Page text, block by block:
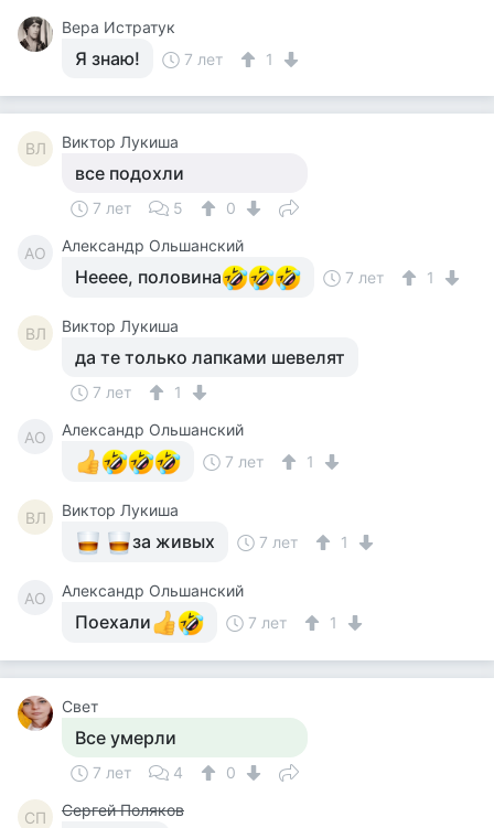
Вера Истратук
Я знаю! 7 лет 1
ВЛ Виктор Лукиша
все подохли
7 лет 5 0
АО Александр Ольшанский
Нееее, половина 7 лет 1
ВЛ Виктор Лукиша
да те только лапками шевелят
7 лет 1
АО
Александр Ольшанский
7 лет
1
ВЛ Виктор Лукиша
за живых 7 лет 1
АО Александр Ольшанский
Поехали 7 лет 1
Свет
Все умерли
7 лет 4 0
СП Сергей Поляков